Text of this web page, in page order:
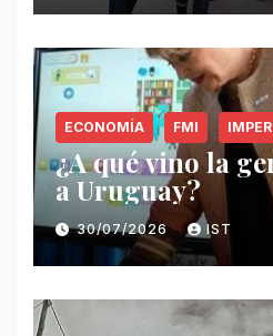
ECONOMÍA FMI
¿A qué vino la
a Uruguay?
30/07/2026 IST